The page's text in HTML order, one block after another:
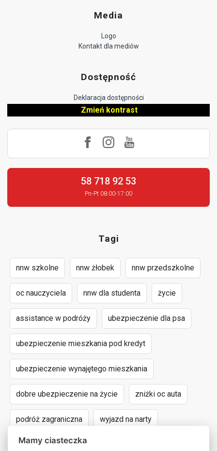
Media
Logo
Kontakt dla mediów
Dostępność
Deklaracja dostępności
Zmień kontrast
58 718 92 53
Pn-Pt 08:00-17:00
Tagi
nnw szkolne nnw żłobek nnw przedszkolne
oc nauczyciela nnw dla studenta życie
assistance w podróży ubezpieczenie dla psa
ubezpieczenie mieszkania pod kredyt
ubezpieczenie wynajętego mieszkania
dobre ubezpieczenie na życie zniżki oc auta
podróż zagraniczna wyjazd na narty
assistance dla aut powyżej 15 lat
Mamy ciasteczka